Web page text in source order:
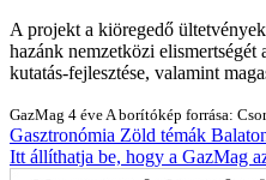
A projekt a kiöregedő
hazánk nemzetközi
kutatás-fejlesztése, valamint
GazMag 4 éve A borítókép forrása:
Gasztronómia Zöld témák
Itt állíthatja be, hogy a GazMag